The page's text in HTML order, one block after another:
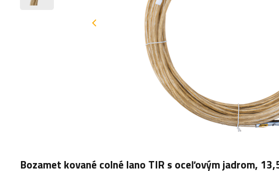
Bozamet kované colné lano TIR s oceľovým jadrom,